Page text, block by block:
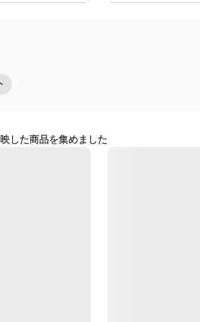
した商品を集めました